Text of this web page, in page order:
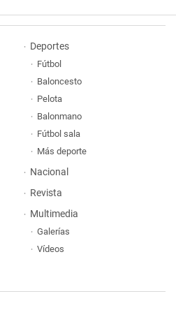
Deportes
Fútbol
Baloncesto
Pelota
Balonmano
Fútbol sala
Más deporte
Nacional
Revista
Multimedia
Galerías
Vídeos